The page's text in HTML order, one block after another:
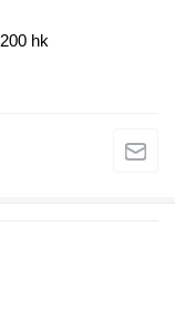
200 hk